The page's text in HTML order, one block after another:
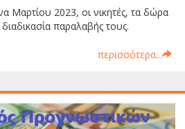
Μαρτίου 2023, οι νικητές, τα δώρα
παραλαβής τους.
περισσότερα...